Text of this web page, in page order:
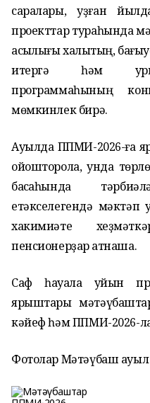
саралары, уҙған
проекттар тураһында
асыҡлығы халыҡтың,
итергә һәм
программаһының
мөмкинлек бирә.
Ауылда ППМИ-2026-ға
ойошторола, унда
баҡсаһында
етәкселегендә мәктәп
хакимиәте
пенсионерҙар ҡатнаша.
Саф һауала уйын
ярыштары
кәйеф һәм ППМИ-2026-
Фотолар Мәтәүбаш